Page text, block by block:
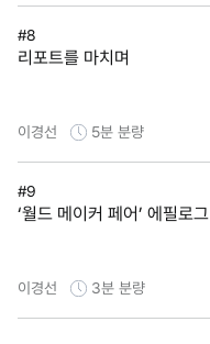
#8
리포트를 마치며
이경선 5분 분량
#9
‘월드 메이커 페어’ 에필로그
이경선 3분 분량